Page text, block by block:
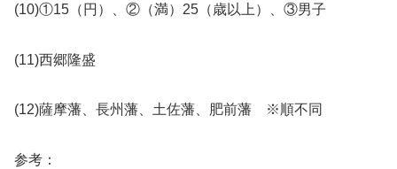
(10)①15（円）、②（満）25（歳以上）、③男子
(11)西郷隆盛
(12)薩摩藩、長州藩、土佐藩、肥前藩 ※順不同
参考：